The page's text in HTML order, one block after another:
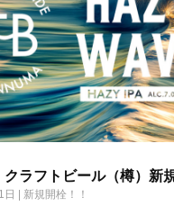
クラフトビール（樽）新
日 | 新規開栓！！